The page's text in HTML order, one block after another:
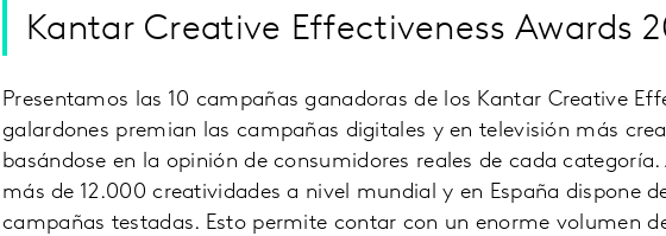
Kantar Creative Effectiveness Awards
Presentamos las 10 campañas ganadoras de los Kantar Creative
galardones premian las campañas digitales y en televisión más
basándose en la opinión de consumidores reales de cada
más de 12.000 creatividades a nivel mundial y en España dispone
campañas testadas. Esto permite contar con un enorme volumen